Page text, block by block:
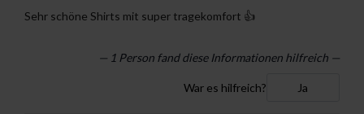
Sehr schöne Shirts mit super tragekomfort 👍
— 1 Person fand diese Informationen hilfreich —
War es hilfreich? Ja